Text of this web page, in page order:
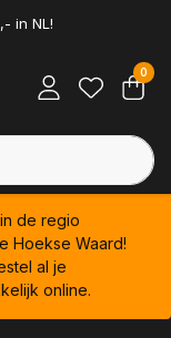
in NL!
0
de regio
Hoekse Waard!
al je
online.